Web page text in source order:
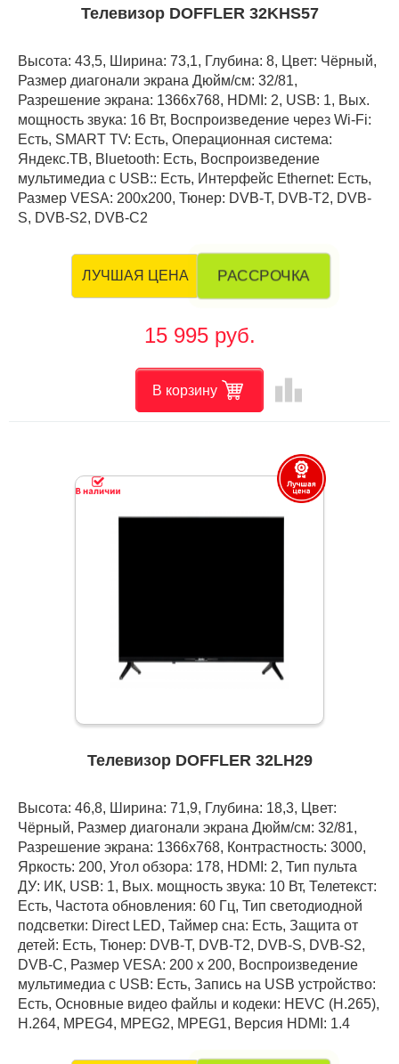
Телевизор DOFFLER 32KHS57
Высота: 43,5, Ширина: 73,1, Глубина: 8, Цвет: Чёрный,
Размер диагонали экрана Дюйм/см: 32/81,
Разрешение экрана: 1366x768, HDMI: 2, USB: 1, Вых.
мощность звука: 16 Вт, Воспроизведение через Wi-Fi:
Есть, SMART TV: Есть, Операционная система:
Яндекс.ТВ, Bluetooth: Есть, Воспроизведение
мультимедиа с USB:: Есть, Интерфейс Ethernet: Есть,
Размер VESA: 200x200, Тюнер: DVB-T, DVB-T2, DVB-
S, DVB-S2, DVB-C2
ЛУЧШАЯ ЦЕНА РАССРОЧКА
15 995 руб.
В корзину leaderboard
Телевизор DOFFLER 32LH29
Высота: 46,8, Ширина: 71,9, Глубина: 18,3, Цвет:
Чёрный, Размер диагонали экрана Дюйм/см: 32/81,
Разрешение экрана: 1366x768, Контрастность: 3000,
Яркость: 200, Угол обзора: 178, HDMI: 2, Тип пульта
ДУ: ИК, USB: 1, Вых. мощность звука: 10 Вт, Телетекст:
Есть, Частота обновления: 60 Гц, Тип светодиодной
подсветки: Direct LED, Таймер сна: Есть, Защита от
детей: Есть, Тюнер: DVB-T, DVB-T2, DVB-S, DVB-S2,
DVB-C, Размер VESA: 200 х 200, Воспроизведение
мультимедиа с USB: Есть, Запись на USB устройство:
Есть, Основные видео файлы и кодеки: HEVC (H.265),
H.264, MPEG4, MPEG2, MPEG1, Версия HDMI: 1.4